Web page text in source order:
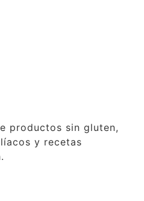
productos sin gluten,
y recetas